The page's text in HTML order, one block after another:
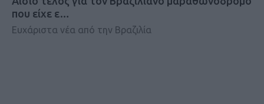
που είχε ε…
Ευχάριστα νέα από την Βραζιλία